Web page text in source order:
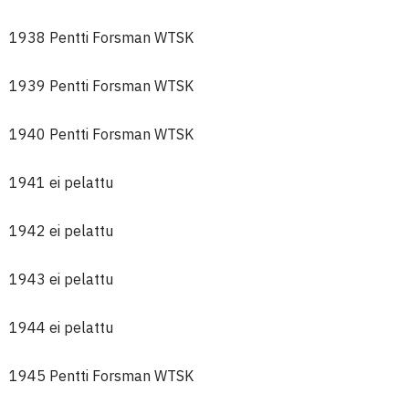
1938 Pentti Forsman WTSK
1939 Pentti Forsman WTSK
1940 Pentti Forsman WTSK
1941 ei pelattu
1942 ei pelattu
1943 ei pelattu
1944 ei pelattu
1945 Pentti Forsman WTSK